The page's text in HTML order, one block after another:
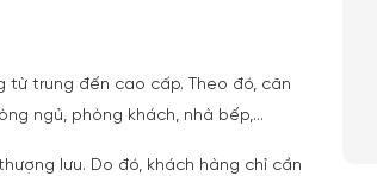
trung đến cao cấp. Theo đó, căn
ngủ, phòng khách, nhà bếp,…
lưu. Do đó, khách hàng chỉ cần